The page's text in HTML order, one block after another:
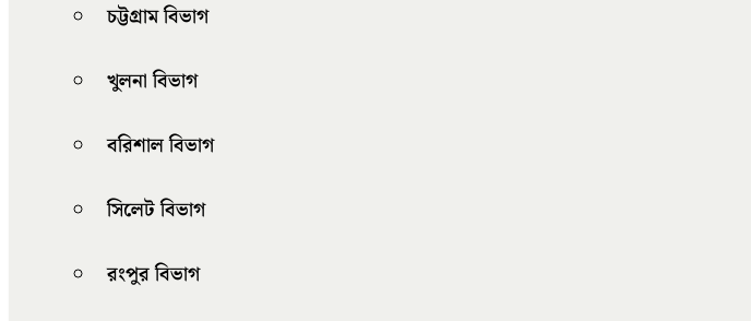
চট্টগ্রাম বিভাগ
খুলনা বিভাগ
বরিশাল বিভাগ
সিলেট বিভাগ
রংপুর বিভাগ